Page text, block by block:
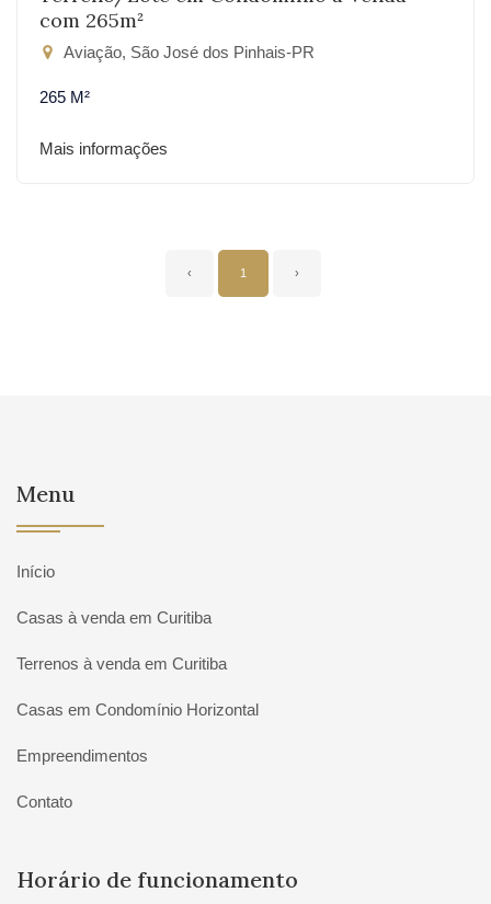
com 265m²
Aviação, São José dos Pinhais-PR
265 M²
Mais informações
‹ 1 ›
Menu
Início
Casas à venda em Curitiba
Terrenos à venda em Curitiba
Casas em Condomínio Horizontal
Empreendimentos
Contato
Horário de funcionamento